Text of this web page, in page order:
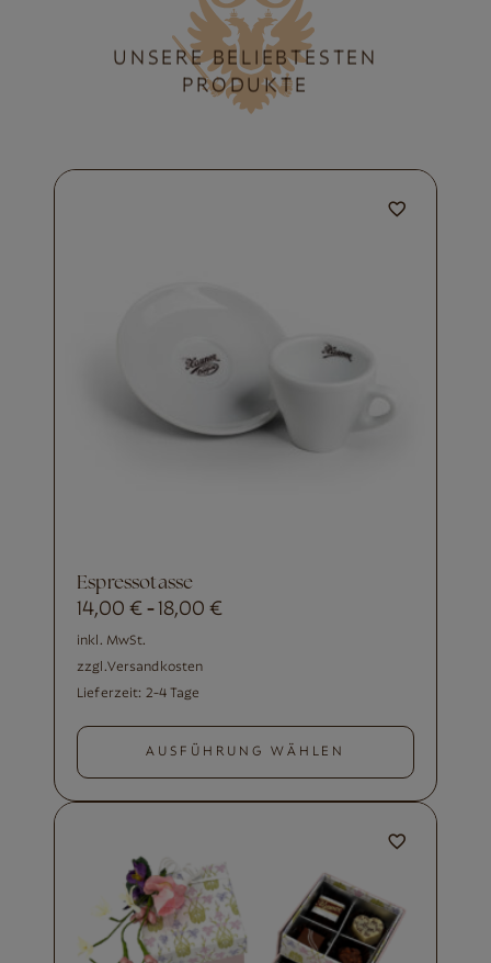
UNSERE BELIEBTESTEN
PRODUKTE
Espressotasse
14,00€ -18,00€
inkl. MwSt.
zzgl.Versandkosten
Lieferzeit: 2-4 Tage
AUSFÜHRUNG WÄHLEN